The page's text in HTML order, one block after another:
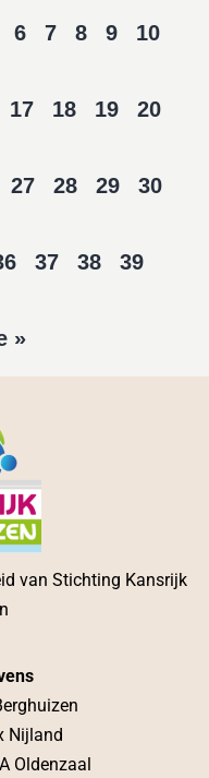
6 7 8 9 10
17 18 19 20
27 28 29 30
37 38 39
»
van Stichting Kansrijk
Nijland
Oldenzaal